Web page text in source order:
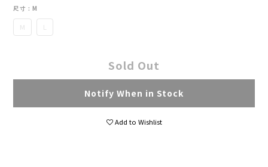
尺寸 : M
M L
Sold Out
Notify When in Stock
Add to Wishlist